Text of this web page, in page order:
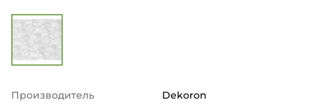
Производитель
Dekoron